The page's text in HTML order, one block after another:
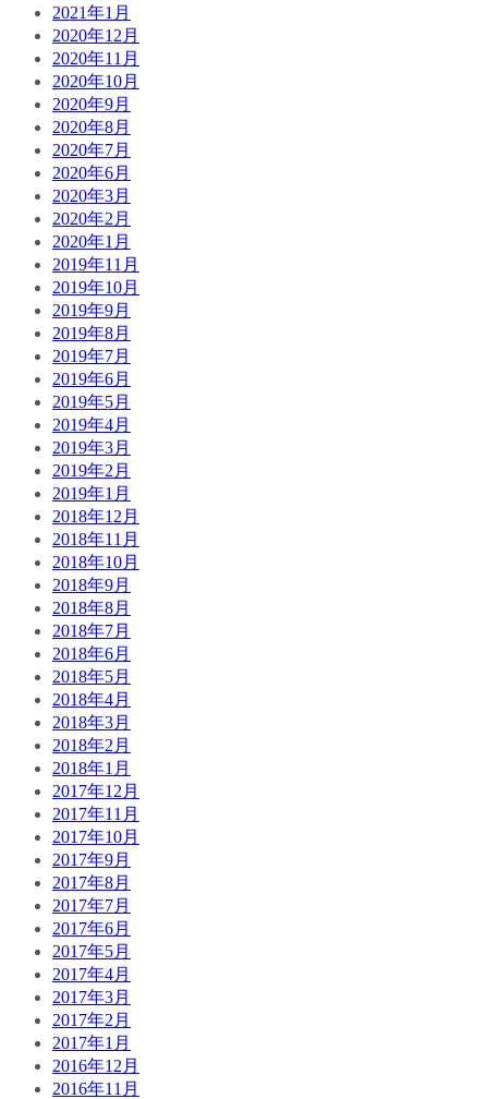
2021年1月
2020年12月
2020年11月
2020年10月
2020年9月
2020年8月
2020年7月
2020年6月
2020年3月
2020年2月
2020年1月
2019年11月
2019年10月
2019年9月
2019年8月
2019年7月
2019年6月
2019年5月
2019年4月
2019年3月
2019年2月
2019年1月
2018年12月
2018年11月
2018年10月
2018年9月
2018年8月
2018年7月
2018年6月
2018年5月
2018年4月
2018年3月
2018年2月
2018年1月
2017年12月
2017年11月
2017年10月
2017年9月
2017年8月
2017年7月
2017年6月
2017年5月
2017年4月
2017年3月
2017年2月
2017年1月
2016年12月
2016年11月